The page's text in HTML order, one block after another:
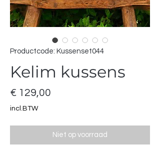
Productcode: Kussenset044
Kelim kussens
€ 129,00
incl.BTW
Niet op voorraad